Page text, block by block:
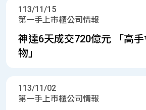
113/11/15
第一手上市櫃公司情報
神達6天成交720億元 「高
物」
113/11/02
第一手上市櫃公司情報